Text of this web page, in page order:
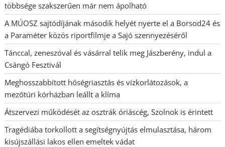
többsége szakszerűen már nem ápolható
A MÚOSZ sajtódíjának második helyét nyerte el a Borsod24 és
a Paraméter közös riportfilmje a Sajó szennyezéséről
Tánccal, zeneszóval és vásárral telik meg Jászberény, indul a
Csángó Fesztivál
Meghosszabbított hőségriasztás és vízkorlátozások, a
mezőtúri kórházban leállt a klíma
Átszervezi működését az osztrák óriáscég, Szolnok is érintett
Tragédiába torkollott a segítségnyújtás elmulasztása, három
kisújszállási lakos ellen emeltek vádat